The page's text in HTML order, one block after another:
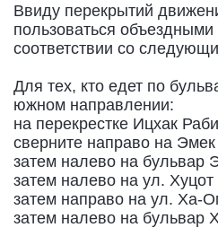
Ввиду перекрытий
пользоваться
соответствии со
Для тех, кто едет по
южном направлении:
на перекрестке Ицхак
сверните направо на
затем налево на бульвар
затем налево на ул.
затем направо на ул. Ха-
затем налево на бульвар